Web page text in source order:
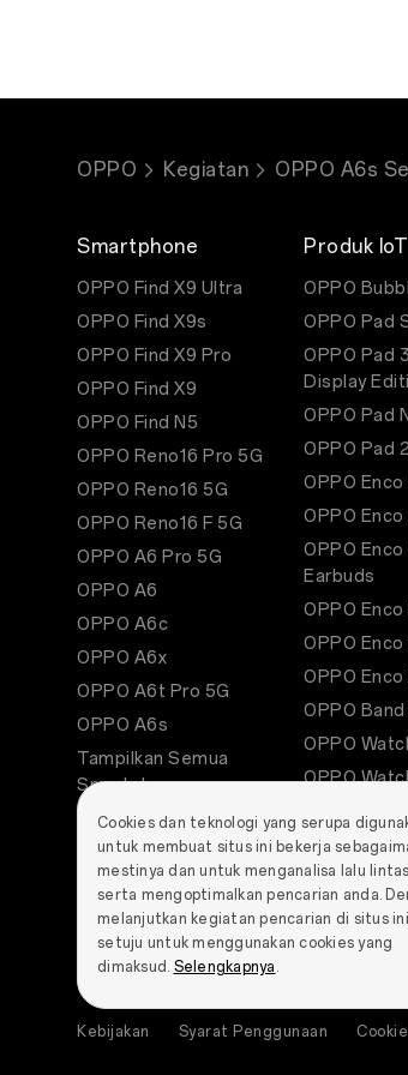
Cookies dan teknologi yang serupa
untuk membuat situs ini bekerja
mestinya dan untuk menganalisa lalu
serta mengoptimalkan pencarian anda.
melanjutkan kegiatan pencarian di situs
setuju untuk menggunakan cookies yang
dimaksud. Selengkapnya .
OPPO Kegiatan OPPO A6s
Smartphone
OPPO Find X9 Ultra
OPPO Find X9s
OPPO Find X9 Pro
OPPO Find X9
OPPO Find N5
OPPO Reno16 Pro 5G
OPPO Reno16 5G
OPPO Reno16 F 5G
OPPO A6 Pro 5G
OPPO A6
OPPO A6c
OPPO A6x
OPPO A6t Pro 5G
OPPO A6s
Tampilkan Semua
Smartphone
Produk IoT
OPPO
OPPO Pad
OPPO Pad
Display
OPPO Pad
OPPO Pad
OPPO Enco
OPPO
OPPO
Earbuds
OPPO
OPPO
OPPO Enco
OPPO Band
OPPO
OPPO
OPPO
Kebijakan Syarat Penggunaan